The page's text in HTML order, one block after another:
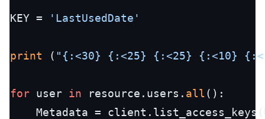
KEY = 'LastUsedDate'
print ( "{:<30} {:<25} {:<25} {:<10}
for user in resource.users. all ():
Metadata =